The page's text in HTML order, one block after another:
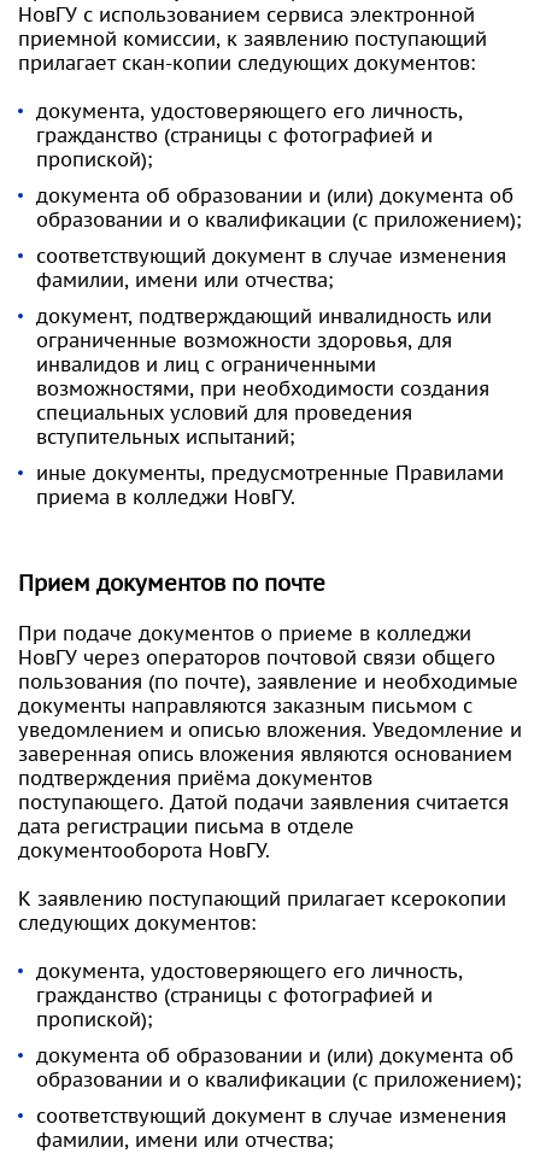
НовГУ с использованием сервиса электронной
приемной комиссии, к заявлению поступающий
прилагает скан-копии следующих документов:
документа, удостоверяющего его личность,
гражданство (страницы с фотографией и
пропиской);
документа об образовании и (или) документа об
образовании и о квалификации (с приложением);
соответствующий документ в случае изменения
фамилии, имени или отчества;
документ, подтверждающий инвалидность или
ограниченные возможности здоровья, для
инвалидов и лиц с ограниченными
возможностями, при необходимости создания
специальных условий для проведения
вступительных испытаний;
иные документы, предусмотренные Правилами
приема в колледжи НовГУ.
Прием документов по почте
При подаче документов о приеме в колледжи
НовГУ через операторов почтовой связи общего
пользования (по почте), заявление и необходимые
документы направляются заказным письмом с
уведомлением и описью вложения. Уведомление и
заверенная опись вложения являются основанием
подтверждения приёма документов
поступающего. Датой подачи заявления считается
дата регистрации письма в отделе
документооборота НовГУ.
К заявлению поступающий прилагает ксерокопии
следующих документов:
документа, удостоверяющего его личность,
гражданство (страницы с фотографией и
пропиской);
документа об образовании и (или) документа об
образовании и о квалификации (с приложением);
соответствующий документ в случае изменения
фамилии, имени или отчества;